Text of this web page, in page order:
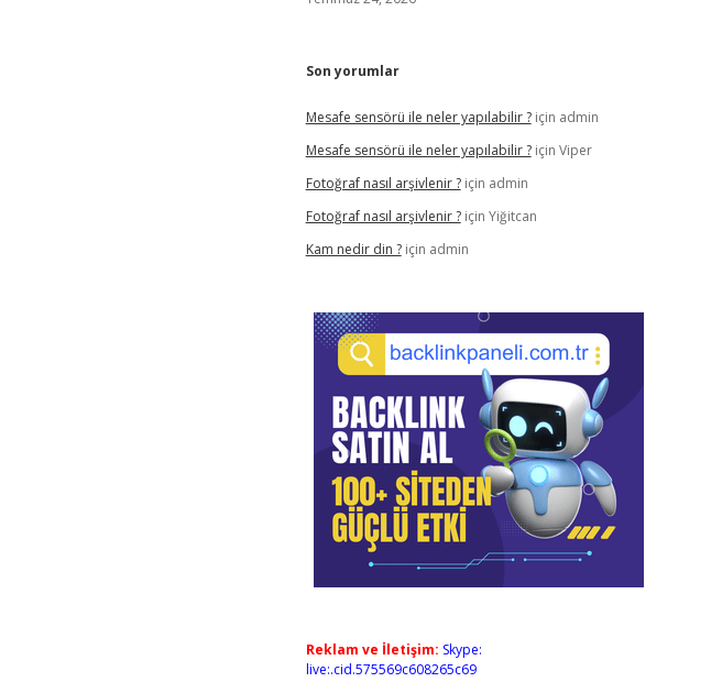
Son yorumlar
Mesafe sensörü ile neler yapılabilir ?için admin
Mesafe sensörü ile neler yapılabilir ?için Viper
Fotoğraf nasıl arşivlenir ?için admin
Fotoğraf nasıl arşivlenir ?için Yiğitcan
Kam nedir din ?için admin
Reklam ve İletişim: Skype:
live:.cid.575569c608265c69